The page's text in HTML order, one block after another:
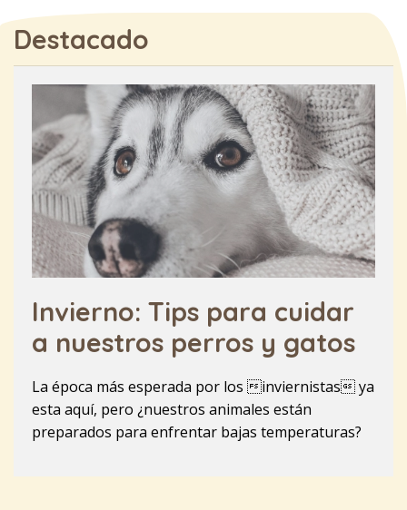
Destacado
Invierno: Tips para cuidar
a nuestros perros y gatos
La época más esperada por los inviernistas ya
esta aquí, pero ¿nuestros animales están
preparados para enfrentar bajas temperaturas?